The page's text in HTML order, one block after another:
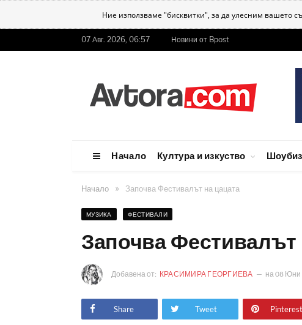
Ние използваме "бисквитки", за да улесним вашето
07 Авг. 2026, 06:57 Новини от Bpost
Начало Култура и изкуство
Начало » Започва Фестивалът на цацата
МУЗИКА ФЕСТИВАЛИ
Започва Фестивалът
Добавена от: КРАСИМИРА ГЕОРГИЕВА на 08 Юни
Share Tweet Pinterest